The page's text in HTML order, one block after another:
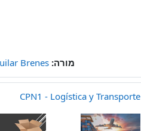
מורה: Brenes
CPN1 - Logística y Transporte